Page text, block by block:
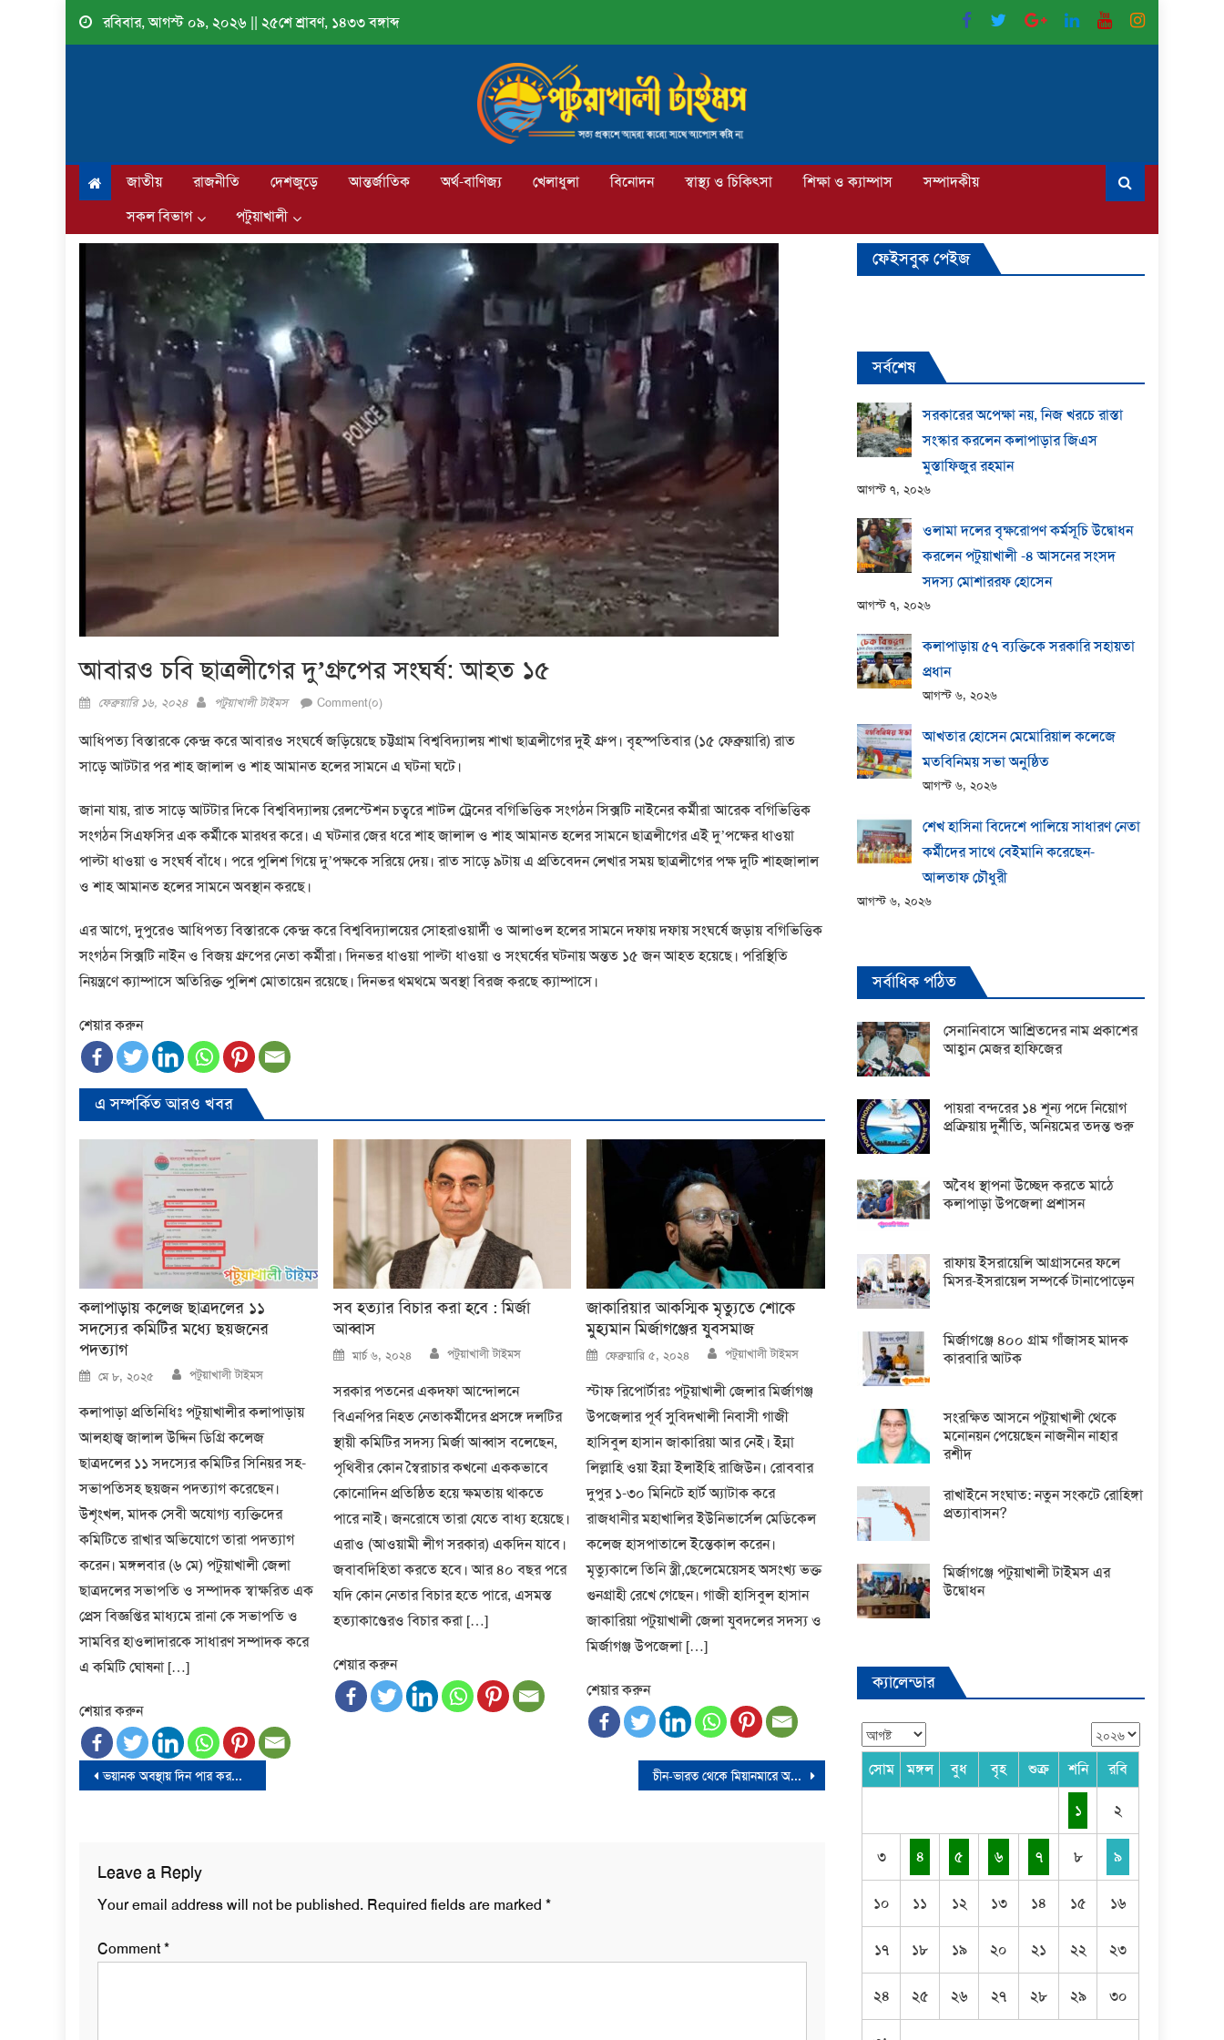
Skip
রবিবার, আগস্ট ০৯, ২০২৬ || ২৫শে শ্রাবণ, ১৪৩৩ বঙ্গাব্দ
জাতীয় রাজনীতি দেশজুড়ে আন্তর্জাতিক অর্থ-বাণিজ্য খেলাধুলা বিনোদন স্বাস্থ্য ও চিকিৎসা শিক্ষা ও ক্যাম্পাস
সম্পাদকীয়
সকল বিভাগ
পটুয়াখালী
আবারও চবি ছাত্রলীগের দু’গ্রুপের সংঘর্ষ: আহত ১৫
Posted
ফেব্রুয়ারি ১৬, ২০২৪ Author
পটুয়াখালী টাইমস Comment(০)
আধিপত্য বিস্তারকে কেন্দ্র করে আবারও সংঘর্ষে জড়িয়েছে চট্টগ্রাম বিশ্ববিদ্যালয় শাখা ছাত্রলীগের দুই গ্রুপ। বৃহস্পতিবার (১৫ ফেব্রুয়ারি) রাত
সাড়ে আটটার পর শাহ জালাল ও শাহ আমানত হলের সামনে এ ঘটনা ঘটে।
জানা যায়, রাত সাড়ে আটটার দিকে বিশ্ববিদ্যালয় রেলস্টেশন চত্বরে শাটল ট্রেনের বগিভিত্তিক সংগঠন সিক্সটি নাইনের কর্মীরা আরেক বগিভিত্তিক
সংগঠন সিএফসির এক কর্মীকে মারধর করে। এ ঘটনার জের ধরে শাহ জালাল ও শাহ আমানত হলের সামনে ছাত্রলীগের এই দু’পক্ষের ধাওয়া
পাল্টা ধাওয়া ও সংঘর্ষ বাঁধে। পরে পুলিশ গিয়ে দু’পক্ষকে সরিয়ে দেয়। রাত সাড়ে ৯টায় এ প্রতিবেদন লেখার সময় ছাত্রলীগের পক্ষ দুটি শাহজালাল
ও শাহ আমানত হলের সামনে অবস্থান করছে।
এর আগে, দুপুরেও আধিপত্য বিস্তারকে কেন্দ্র করে বিশ্ববিদ্যালয়ের সোহরাওয়ার্দী ও আলাওল হলের সামনে দফায় দফায় সংঘর্ষে জড়ায় বগিভিত্তিক
সংগঠন সিক্সটি নাইন ও বিজয় গ্রুপের নেতা কর্মীরা। দিনভর ধাওয়া পাল্টা ধাওয়া ও সংঘর্ষের ঘটনায় অন্তত ১৫ জন আহত হয়েছে। পরিস্থিতি
নিয়ন্ত্রণে ক্যাম্পাসে অতিরিক্ত পুলিশ মোতায়েন রয়েছে। দিনভর থমথমে অবস্থা বিরজ করছে ক্যাম্পাসে।
শেয়ার করুন
এ সম্পর্কিত আরও খবর
কলাপাড়ায় কলেজ ছাত্রদলের ১১
সদস্যের কমিটির মধ্যে ছয়জনের
পদত্যাগ
Posted
on
মে ৮, ২০২৫ Author
পটুয়াখালী টাইমস
কলাপাড়া প্রতিনিধিঃ পটুয়াখালীর কলাপাড়ায়
আলহাজ্ব জালাল উদ্দিন ডিগ্রি কলেজ
ছাত্রদলের ১১ সদস্যের কমিটির সিনিয়র সহ-
সভাপতিসহ ছয়জন পদত্যাগ করেছেন।
উশৃংখল, মাদক সেবী অযোগ্য ব্যক্তিদের
কমিটিতে রাখার অভিযোগে তারা পদত্যাগ
করেন। মঙ্গলবার (৬ মে) পটুয়াখালী জেলা
ছাত্রদলের সভাপতি ও সম্পাদক স্বাক্ষরিত এক
প্রেস বিজ্ঞপ্তির মাধ্যমে রানা কে সভাপতি ও
সামবির হাওলাদারকে সাধারণ সম্পাদক করে
এ কমিটি ঘোষনা […]
শেয়ার করুন
সব হত্যার বিচার করা হবে : মির্জা
আব্বাস
Posted
on
মার্চ ৬, ২০২৪ Author
পটুয়াখালী টাইমস
সরকার পতনের একদফা আন্দোলনে
বিএনপির নিহত নেতাকর্মীদের প্রসঙ্গে দলটির
স্থায়ী কমিটির সদস্য মির্জা আব্বাস বলেছেন,
পৃথিবীর কোন স্বৈরাচার কখনো এককভাবে
কোনোদিন প্রতিষ্ঠিত হয়ে ক্ষমতায় থাকতে
পারে নাই। জনরোষে তারা যেতে বাধ্য হয়েছে।
এরাও (আওয়ামী লীগ সরকার) একদিন যাবে।
জবাবদিহিতা করতে হবে। আর ৪০ বছর পরে
যদি কোন নেতার বিচার হতে পারে, এসমস্ত
হত্যাকাণ্ডেরও বিচার করা […]
শেয়ার করুন
জাকারিয়ার আকস্মিক মৃত্যুতে শোকে
মুহ্যমান মির্জাগঞ্জের যুবসমাজ
Posted
on
ফেব্রুয়ারি ৫, ২০২৪ Author
পটুয়াখালী টাইমস
স্টাফ রিপোর্টারঃ পটুয়াখালী জেলার মির্জাগঞ্জ
উপজেলার পূর্ব সুবিদখালী নিবাসী গাজী
হাসিবুল হাসান জাকারিয়া আর নেই। ইন্না
লিল্লাহি ওয়া ইন্না ইলাইহি রাজিউন। রোববার
দুপুর ১-৩০ মিনিটে হার্ট অ্যাটাক করে
রাজধানীর মহাখালির ইউনিভার্সেল মেডিকেল
কলেজ হাসপাতালে ইন্তেকাল করেন।
মৃত্যুকালে তিনি স্ত্রী,ছেলেমেয়েসহ অসংখ্য ভক্ত
গুনগ্রাহী রেখে গেছেন। গাজী হাসিবুল হাসান
জাকারিয়া পটুয়াখালী জেলা যুবদলের সদস্য ও
মির্জাগঞ্জ উপজেলা […]
শেয়ার করুন
Post
ভয়ানক অবস্থায় দিন পার করছি- ড. ইউনূস চীন-ভারত থেকে মিয়ানমারে অস্ত্র সরবরাহ হচ্ছে-রাশিয়া
Leave a Reply
Your email address will not be published. Required fields are marked *
Comment*
ফেইসবুক পেইজ
সর্বশেষ
সরকারের অপেক্ষা নয়, নিজ খরচে রাস্তা
সংস্কার করলেন কলাপাড়ার জিএস
মুস্তাফিজুর রহমান
আগস্ট ৭, ২০২৬
ওলামা দলের বৃক্ষরোপণ কর্মসূচি উদ্বোধন
করলেন পটুয়াখালী -৪ আসনের সংসদ
সদস্য মোশাররফ হোসেন
আগস্ট ৭, ২০২৬
কলাপাড়ায় ​৫৭ ব্যক্তিকে সরকারি সহায়তা
প্রধান
আগস্ট ৬, ২০২৬
আখতার হোসেন মেমোরিয়াল কলেজে
মতবিনিময় সভা অনুষ্ঠিত
আগস্ট ৬, ২০২৬
শেখ হাসিনা বিদেশে পালিয়ে সাধারণ নেতা
কর্মীদের সাথে বেইমানি করেছেন-
আলতাফ চৌধুরী
আগস্ট ৬, ২০২৬
সর্বাধিক পঠিত
সেনানিবাসে আশ্রিতদের নাম প্রকাশের
আহ্বান মেজর হাফিজের
পায়রা বন্দরের ১৪ শূন্য পদে নিয়োগ
প্রক্রিয়ায় দুর্নীতি, অনিয়মের তদন্ত শুরু
অবৈধ স্থাপনা উচ্ছেদ করতে মাঠে
কলাপাড়া উপজেলা প্রশাসন
রাফায় ইসরায়েলি আগ্রাসনের ফলে
মিসর-ইসরায়েল সম্পর্কে টানাপোড়েন
মির্জাগঞ্জে ৪০০ গ্রাম গাঁজাসহ মাদক
কারবারি আটক
সংরক্ষিত আসনে পটুয়াখালী থেকে
মনোনয়ন পেয়েছেন নাজনীন নাহার
রশীদ
রাখাইনে সংঘাত: নতুন সংকটে রোহিঙ্গা
প্রত্যাবাসন?
মির্জাগঞ্জে পটুয়াখালী টাইমস এর
উদ্বোধন
ক্যালেন্ডার
সোম মঙ্গল বুধ বৃহ শুক্র শনি রবি
১ ২
৩ ৪ ৫ ৬ ৭ ৮ ৯
১০ ১১ ১২ ১৩ ১৪ ১৫ ১৬
১৭ ১৮ ১৯ ২০ ২১ ২২ ২৩
২৪ ২৫ ২৬ ২৭ ২৮ ২৯ ৩০